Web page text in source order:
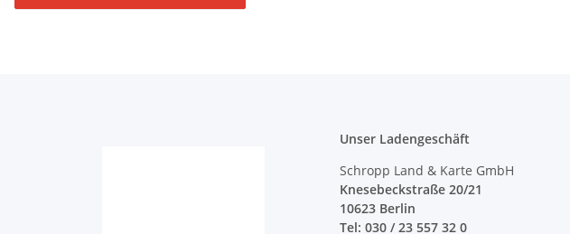
Unser Ladengeschäft
Schropp Land & Karte GmbH
Knesebeckstraße 20/21
10623 Berlin
Tel: 030 / 23 557 32 0